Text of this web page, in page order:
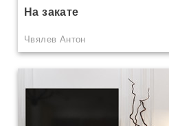
На закате
Чвялев Антон